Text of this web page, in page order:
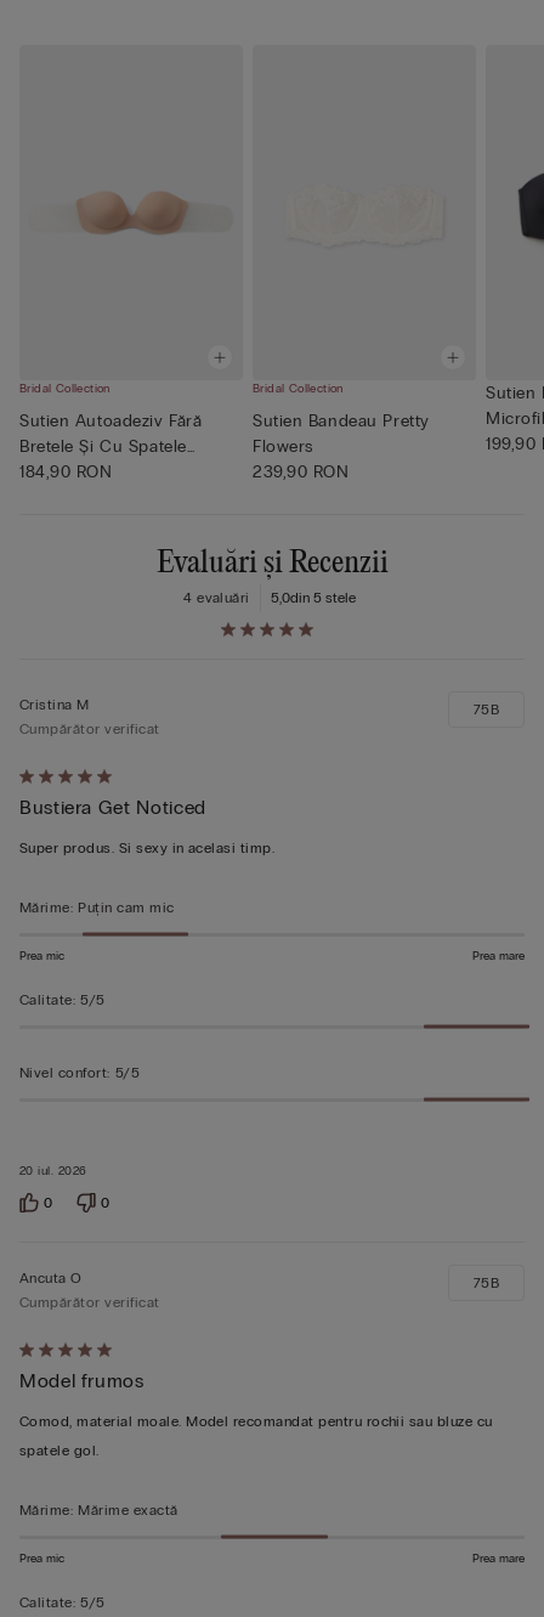
Bridal Collection
Sutien Autoadeziv Fără
Bretele Și Cu Spatele
Trans...
184,90 RON
Bridal Collection
Sutien Bandeau Pretty
Flowers
239,90 RON
Sutien
199,90
Evaluări și Recenzii
5,0din 5 stele
4 evaluări
Evaluat
5
din
20 iul. 2026
Cristina M
Cumpărător verificat
Bustiera Get Noticed
Super produs. Si sexy in acelasi timp.
75B
Mărime: Puțin cam mic
Prea mic Prea mare
Calitate: 5/5
Nivel confort: 5/5
0 0
Evaluat
5
din
Ancuta O
Cumpărător verificat
Model frumos
Comod, material moale. Model recomandat pentru rochii sau bluze cu
spatele gol.
75B
Mărime: Mărime exactă
Prea mic Prea mare
Calitate: 5/5